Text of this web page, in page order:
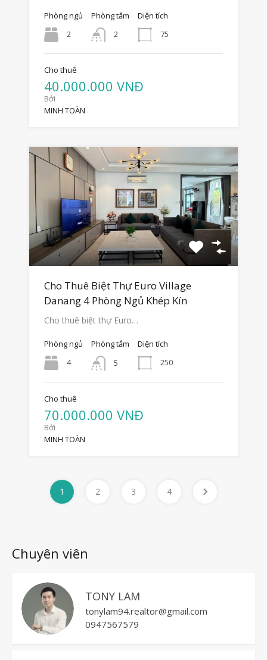
Phòng ngủ
2
Phòng tắm
2
Diện tích
75
Cho thuê
40.000.000 VNĐ
Bởi
MINH TOÀN
Cho Thuê Biệt Thự Euro Village
Danang 4 Phòng Ngủ Khép Kín
Cho thuê biệt thự Euro…
Phòng ngủ
4
Phòng tắm
5
Diện tích
250
Cho thuê
70.000.000 VNĐ
Bởi
MINH TOÀN
1 2 3 4
Chuyên viên
TONY LAM
tonylam94.realtor@gmail.com
0947567579